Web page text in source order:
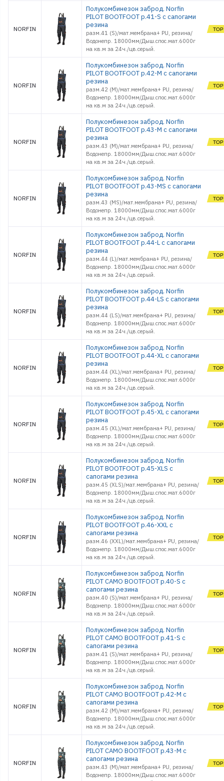
NORFIN
Полукомбинезон заброд. Norfin
PILOT BOOTFOOT р.41-S с сапогами
резина
разм.41 (S)/мат.мембрана+ PU, резина/
Водонепр. 18000мм/Дыш.спос.мат.6000г
на кв.м за 24ч./цв.серый.
NORFIN
Полукомбинезон заброд. Norfin
PILOT BOOTFOOT р.42-M с сапогами
резина
разм.42 (M)/мат.мембрана+ PU, резина/
Водонепр. 18000мм/Дыш.спос.мат.6000г
на кв.м за 24ч./цв.серый.
NORFIN
Полукомбинезон заброд. Norfin
PILOT BOOTFOOT р.43-M с сапогами
резина
разм.43 (M)/мат.мембрана+ PU, резина/
Водонепр. 18000мм/Дыш.спос.мат.6000г
на кв.м за 24ч./цв.серый.
NORFIN
Полукомбинезон заброд. Norfin
PILOT BOOTFOOT р.43-MS с сапогами
резина
разм.43 (MS)/мат.мембрана+ PU, резина/
Водонепр. 18000мм/Дыш.спос.мат.6000г
на кв.м за 24ч./цв.серый.
NORFIN
Полукомбинезон заброд. Norfin
PILOT BOOTFOOT р.44-L с сапогами
резина
разм.44 (L)/мат.мембрана+ PU, резина/
Водонепр. 18000мм/Дыш.спос.мат.6000г
на кв.м за 24ч./цв.серый.
NORFIN
Полукомбинезон заброд. Norfin
PILOT BOOTFOOT р.44-LS с сапогами
резина
разм.44 (LS)/мат.мембрана+ PU, резина/
Водонепр. 18000мм/Дыш.спос.мат.6000г
на кв.м за 24ч./цв.серый.
NORFIN
Полукомбинезон заброд. Norfin
PILOT BOOTFOOT р.44-XL с сапогами
резина
разм.44 (XL)/мат.мембрана+ PU, резина/
Водонепр. 18000мм/Дыш.спос.мат.6000г
на кв.м за 24ч./цв.серый.
NORFIN
Полукомбинезон заброд. Norfin
PILOT BOOTFOOT р.45-XL с сапогами
резина
разм.45 (XL)/мат.мембрана+ PU, резина/
Водонепр. 18000мм/Дыш.спос.мат.6000г
на кв.м за 24ч./цв.серый.
NORFIN
Полукомбинезон заброд. Norfin
PILOT BOOTFOOT р.45-XLS с
сапогами резина
разм.45 (XLS)/мат.мембрана+ PU, резина/
Водонепр. 18000мм/Дыш.спос.мат.6000г
на кв.м за 24ч./цв.серый.
NORFIN
Полукомбинезон заброд. Norfin
PILOT BOOTFOOT р.46-XXL с
сапогами резина
разм.46 (XXL)/мат.мембрана+ PU, резина/
Водонепр. 18000мм/Дыш.спос.мат.6000г
на кв.м за 24ч./цв.серый.
NORFIN
Полукомбинезон заброд. Norfin
PILOT CAMO BOOTFOOT р.40-S с
сапогами резина
разм.40 (S)/мат.мембрана+ PU, резина/
Водонепр. 18000мм/Дыш.спос.мат.6000г
на кв.м за 24ч./цв.серый.
NORFIN
Полукомбинезон заброд. Norfin
PILOT CAMO BOOTFOOT р.41-S с
сапогами резина
разм.41 (S)/мат.мембрана+ PU, резина/
Водонепр. 18000мм/Дыш.спос.мат.6000г
на кв.м за 24ч./цв.серый.
NORFIN
Полукомбинезон заброд. Norfin
PILOT CAMO BOOTFOOT р.42-M с
сапогами резина
разм.42 (M)/мат.мембрана+ PU, резина/
Водонепр. 18000мм/Дыш.спос.мат.6000г
на кв.м за 24ч./цв.серый.
NORFIN
Полукомбинезон заброд. Norfin
PILOT CAMO BOOTFOOT р.43-M с
сапогами резина
разм.43 (M)/мат.мембрана+ PU, резина/
Водонепр. 18000мм/Дыш.спос.мат.6000г